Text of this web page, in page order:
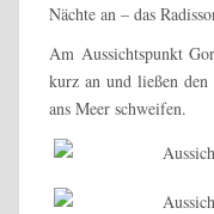
Nächte an – das
Am Aussichtspunkt
kurz an und ließen
ans Meer schweifen.